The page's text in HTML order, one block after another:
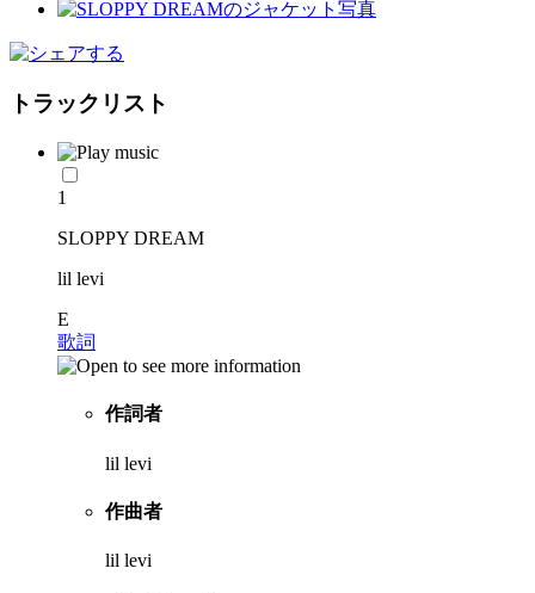
トラックリスト
1
SLOPPY DREAM
lil levi
E
歌詞
作詞者
lil levi
作曲者
lil levi